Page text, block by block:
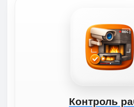
Контроль